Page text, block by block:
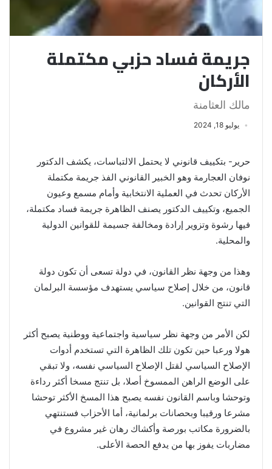
جريمة فساد حزبي مكتملة
الأركان
مالك العثامنة
يوليو 18, 2024
حرير- بتكييف قانوني لا يحتمل الالتباسات، يكشف الدكتور
نوفان العجارمة وهو الخبير القانوني الفذ جريمة مكتملة
الأركان تحدث في العملية الانتخابية وأمام مسمع وعيون
الجميع، وتكييف الدكتور يصنف الظاهرة جريمة فساد مكتملة،
فيها رشوة وتزوير إرادة ومخالفة جسيمة للقوانين الدولية
والمحلية.
وهذا من وجهة نظر القانون، في دولة تسعى أن تكون دولة
قانون، من خلال إصلاح سياسي يستهدف مؤسسة البرلمان
التي تنتج القوانين.
لكن الأمر من وجهة نظر سياسية واجتماعية ووطنية يصبح أكثر
هولا ورعبا حين تكون تلك الظاهرة التي تستخدم أدوات
الإصلاح السياسي لقتل الإصلاح السياسي نفسه، ولا تبقي
على الوضع الراهن الممسوخ أصلا، بل تنتج مسخا أكثر رداءة
وتوحشا وباسم القانون نفسه يصبح هذا المسخ الأكثر توحشا
مشرعا ورقيبا وبحصانات برلمانية، أما الأحزاب فستنتهي
بالضرورة مكاتب بورصة وأكشاك رهان غير مشروع في
مضاربات يفوز بها من يدفع الحصة الأعلى.